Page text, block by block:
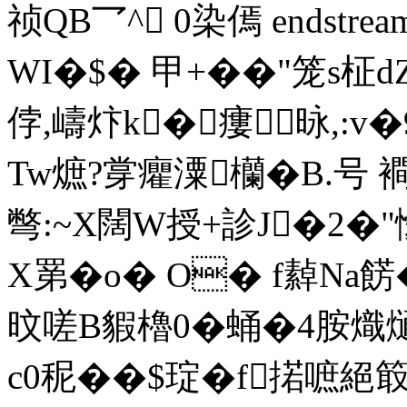
祯QB乛^ 0染傿
WI�$� 甲+��"笼s
侼,嶹炞k�瘻昹
Tw熫?牚癯潥欗�B.号
彆:~X闊W授+診J�2�"
X罤�o� O� f繛Na餝
旼嗟B貑櫓0�蛹�4胺
c0秜��$琔�f掿嗻絕